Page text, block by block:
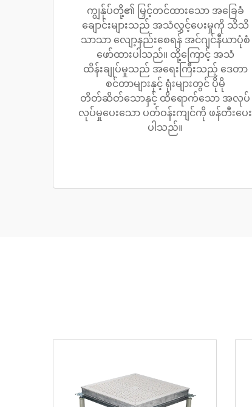
ကျွန်ုပ်တို့၏ မြှင့်တင်ထားသော အခြေခံ
ချောင်းများသည် အသံလွှင့်ပေးမှုကို သိသိ
သာသာ လျော့နည်းစေရန် အင်ဂျင်နီယာပုံစံ
ဖော်ထားပါသည်။ ထို့ကြောင့် အသံ
ထိန်းချုပ်မှုသည် အရေးကြီးသည့် ဒေတာ
စင်တာများနှင့် ရုံးများတွင် ပိုမို
တိတ်ဆိတ်သောနှင့် ထိရောက်သော အလုပ်
လုပ်မှုပေးသော ပတ်ဝန်းကျင်ကို ဖန်တီးပေး
ပါသည်။